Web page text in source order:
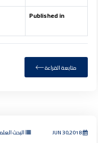
Published in
متابعة القراءة
JUN 30,2018 البحث